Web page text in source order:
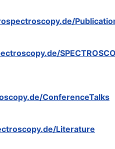
ConferenceTalks
Literature